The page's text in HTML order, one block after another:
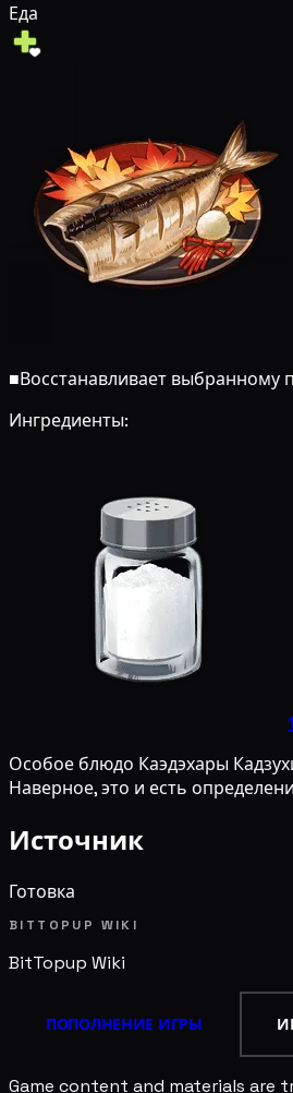
Еда
■Восстанавливает выбранному
Ингредиенты:
1
Особое блюдо Каэдэхары
Наверное, это и есть
Источник
Готовка
BITTOPUP WIKI
BitTopup Wiki
ПОПОЛНЕНИЕ ИГРЫ
Game content and materials are